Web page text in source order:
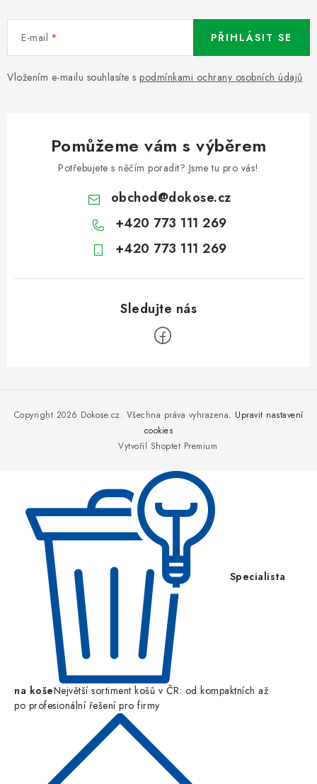
E-mail
Vložením e-mailu souhlasíte s podmínkami ochrany osobních údajů
PŘIHLÁSIT SE
Pomůžeme vám s výběrem
Potřebujete s něčím poradit? Jsme tu pro vás!
obchod@dokose.cz
+420 773 111 269
+420 773 111 269
Vytvořil Shoptet Premium
Copyright 2026 Dokose.cz. Všechna práva vyhrazena. Upravit nastavení
cookies
Specialista
na košeNejvětší sortiment košů v ČR: od kompaktních až
po profesionální řešení pro firmy